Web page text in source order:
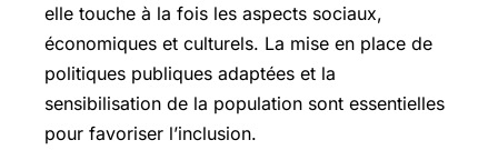
elle touche à la fois les aspects sociaux,
économiques et culturels. La mise en place de
politiques publiques adaptées et la
sensibilisation de la population sont essentielles
pour favoriser l’inclusion.